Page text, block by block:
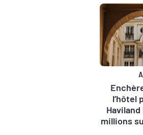
l’hôtel
millions